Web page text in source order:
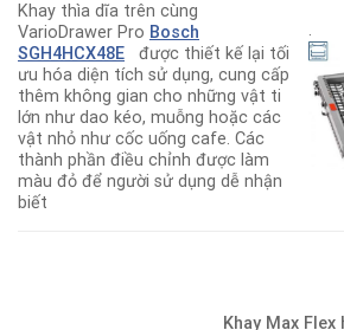
Khay thìa dĩa trên cùng
VarioDrawer Pro Bosch
SGH4HCX48E được thiết kế lại tối
ưu hóa diện tích sử dụng, cung cấp
thêm không gian cho những vật ti
lớn như dao kéo, muỗng hoặc các
vật nhỏ như cốc uống cafe. Các
thành phần điều chỉnh được làm
màu đỏ để người sử dụng dễ nhận
biết
.
Khay Max